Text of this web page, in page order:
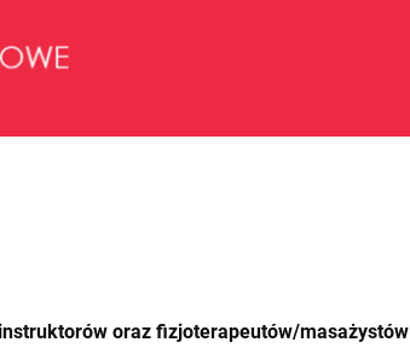
oraz fizjoterapeutów/masażystów